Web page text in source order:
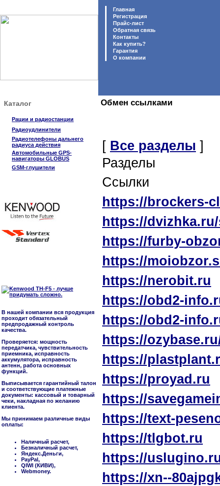
Главная
Регистрация
Прайс-лист
Обратная связь
Контакты
Как купить?
Гарантия
O компании
Каталог
Рации и радиостанции
Радиоудлинители
Радиотелефоны дальнего
радиуса действия
Автомобильные GPS-
навигаторы GLOBUS
GSM-глушители
В нашей компании вся продукция
проходит обязательный
предпродажный контроль
качества.
Проверяется: мощность
передатчика, чувствительность
приемника, исправность
аккумулятора, исправность
антенн, работа основных
функций.
Выписывается гарантийный талон
и соответствующие платежные
документы: кассовый и товарный
чеки, накладная по желанию
клиента.
Мы принимаем различные виды
оплаты:
Наличный расчет,
Безналичный расчет,
Яндекс.Деньги,
PayPal,
QIWI (КИВИ),
Webmoney.
Обмен ссылками
[ Все разделы ]
Разделы
Ссылки
https://brockers-
https://
https://furby-
https://
https://nerobit.ru
https://obd2-
https://obd2-
https://
https://
https://proyad.ru
https://
https://text-
https://tlgbot.ru
https://
https://xn--